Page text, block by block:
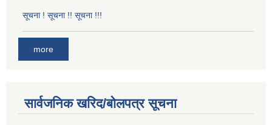
सूचना ! सूचना !! सूचना !!!
more
सार्वजनिक खरिद/बोलपत्र सूचना